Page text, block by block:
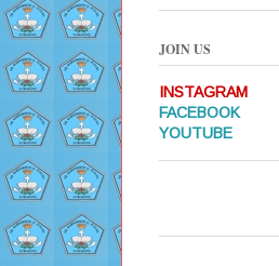
JOIN US
INSTAGRAM
FACEBOOK
YOUTUBE